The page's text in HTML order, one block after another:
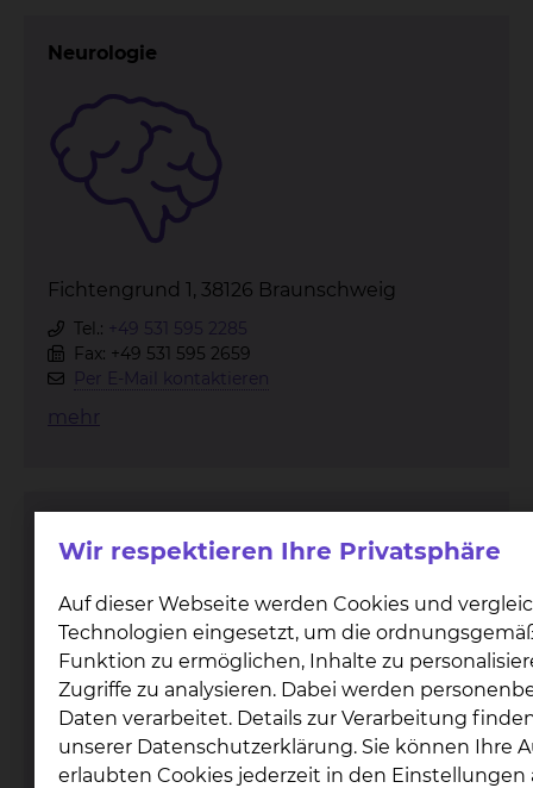
Neurologie
Fichtengrund 1, 38126 Braunschweig
Tel.: +49 531 595 2285
Fax: +49 531 595 2659
Per E-Mail kontaktieren
mehr
Gesichtschirurgie
Wir respektieren Ihre Privatsphäre
Auf dieser Webseite werden Cookies und
Technologien eingesetzt, um die
Funktion zu ermöglichen, Inhalte zu
Zugriffe zu analysieren. Dabei werden
Daten verarbeitet. Details zur Verarbeitung
unserer Datenschutzerklärung. Sie können Ihre
erlaubten Cookies jederzeit in den Einstellungen